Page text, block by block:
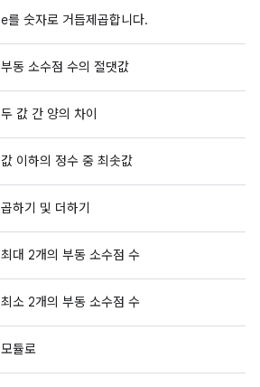
e를 숫자로 거듭제곱합니다.
부동 소수점 수의 절댓값
두 값 간 양의 차이
값 이하의 정수 중 최솟값
곱하기 및 더하기
최대 2개의 부동 소수점 수
최소 2개의 부동 소수점 수
모듈로